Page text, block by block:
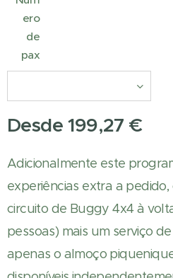
ero
de
pax
Desde199,27 €
Adicionalmente este
experiências extra a
circuito de Buggy 4x4 à
pessoas) mais um serviço
apenas o almoço